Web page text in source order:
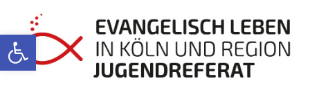
Werkzeugleiste öffnen